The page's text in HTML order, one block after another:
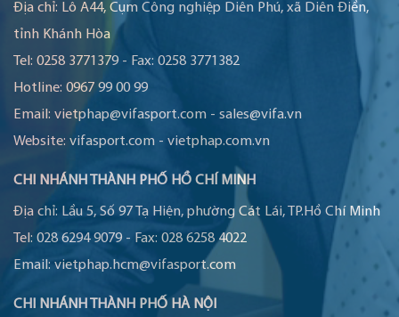
Địa chỉ: Lô A44, Cụm Công nghiệp Diên Phú, xã Diên Điền,
tỉnh Khánh Hòa
Tel: 0258 3771379 - Fax: 0258 3771382
Hotline: 0967 99 00 99
Email: vietphap@vifasport.com - sales@vifa.vn
Website: vifasport.com - vietphap.com.vn
CHI NHÁNH THÀNH PHỐ HỒ CHÍ MINH
Địa chỉ: Lầu 5, Số 97 Tạ Hiện, phường Cát Lái, TP.Hồ Chí Minh
Tel: 028 6294 9079- Fax: 028 6258 4022
Email: vietphap.hcm@vifasport.com
CHI NHÁNH THÀNH PHỐ HÀ NỘI